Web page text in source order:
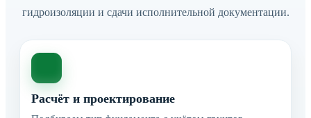
гидроизоляции и сдачи исполнительной документации.
Расчёт и проектирование